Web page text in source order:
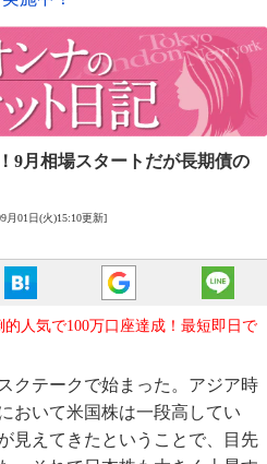
9月相場スタートだが長期債の
月01日(火)15:10更新]
的人気で100万口座達成！最短即日で
クテークで始まった。アジア時
おいて米国株は一段高してい
見えてきたということで、目先